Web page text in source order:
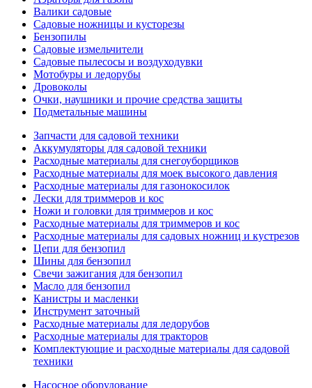
Валики садовые
Садовые ножницы и кусторезы
Бензопилы
Садовые измельчители
Садовые пылесосы и воздуходувки
Мотобуры и ледорубы
Дровоколы
Очки, наушники и прочие средства защиты
Подметальные машины
Запчасти для садовой техники
Аккумуляторы для садовой техники
Расходные материалы для снегоуборщиков
Расходные материалы для моек высокого давления
Расходные материалы для газонокосилок
Лески для триммеров и кос
Ножи и головки для триммеров и кос
Расходные материалы для триммеров и кос
Расходные материалы для садовых ножниц и кустрезов
Цепи для бензопил
Шины для бензопил
Свечи зажигания для бензопил
Масло для бензопил
Канистры и масленки
Инструмент заточный
Расходные материалы для ледорубов
Расходные материалы для тракторов
Комплектующие и расходные материалы для садовой
техники
Насосное оборудование